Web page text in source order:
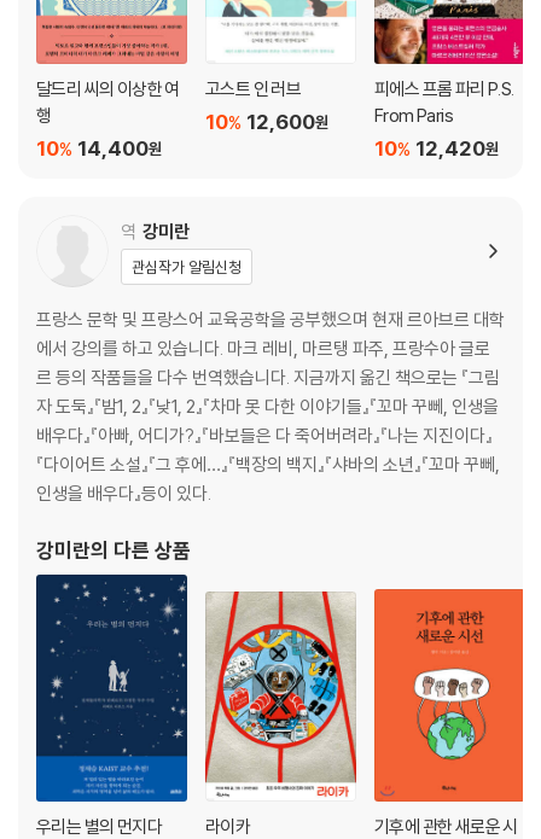
달드리 씨의 이상한 여
행
14,400원
10%
고스트 인 러브
12,600원
10%
피에스 프롬 파리 P.S.
From Paris
12,420원
10%
역 강미란
관심작가 알림신청
프랑스 문학 및 프랑스어 교육공학을 공부했으며 현재 르아브르 대학
에서 강의를 하고 있습니다. 마크 레비, 마르탱 파주, 프랑수아 글로
르 등의 작품들을 다수 번역했습니다. 지금까지 옮긴 책으로는 『그림
자 도둑』『밤1, 2』『낮1, 2』『차마 못 다한 이야기들』『꼬마 꾸뻬, 인생을
배우다』『아빠, 어디가?』『바보들은 다 죽어버려라』『나는 지진이다』
『다이어트 소설』『그 후에…』『백장의 백지』『샤바의 소년』『꼬마 꾸뻬,
인생을 배우다』등이 있다.
강미란의 다른 상품
우리는 별의 먼지다 라이카
기후에 관한 새로운 시